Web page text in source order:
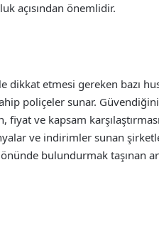
açısından önemlidir.
dikkat etmesi gereken bazı
poliçeler sunar.
ve kapsam
ve indirimler sunan
bulundurmak taşınan